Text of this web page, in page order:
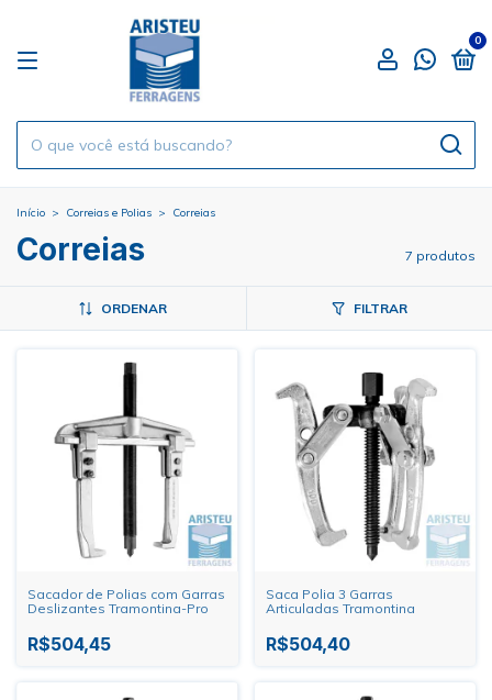
0
Início > Correias e Polias > Correias
Correias 7 produtos
ORDENAR FILTRAR
Sacador de Polias com Garras
Deslizantes Tramontina-Pro
R$504,45
Saca Polia 3 Garras
Articuladas Tramontina
R$504,40